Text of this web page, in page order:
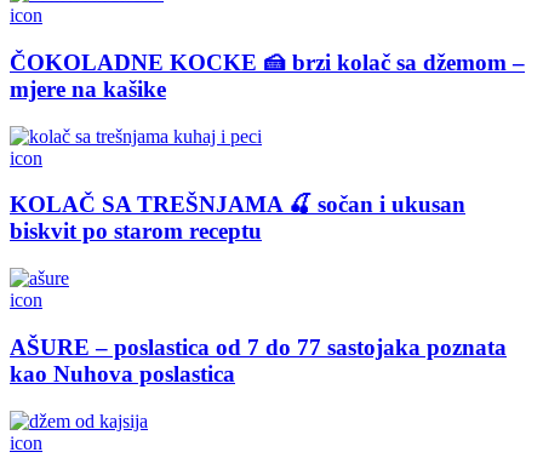
icon
ČOKOLADNE KOCKE 🍰 brzi kolač sa džemom –
mjere na kašike
icon
KOLAČ SA TREŠNJAMA 🍒 sočan i ukusan
biskvit po starom receptu
icon
AŠURE – poslastica od 7 do 77 sastojaka poznata
kao Nuhova poslastica
icon